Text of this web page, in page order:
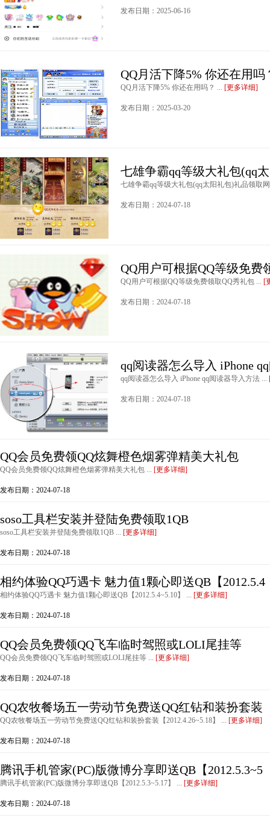
发布日期：2025-06-16
QQ月活下降5% 你还在用吗
QQ月活下降5% 你还在用吗？ ... [更多详细]
发布日期：2025-03-20
七雄争霸qq等级大礼包(qq
七雄争霸qq等级大礼包(qq太阳礼包)礼品领取
发布日期：2024-07-18
QQ用户可根据QQ等级免费
QQ用户可根据QQ等级免费领取QQ秀礼包 ... [
发布日期：2024-07-18
qq阅读器怎么导入 iPhone
qq阅读器怎么导入 iPhone qq阅读器导入方法 ...
发布日期：2024-07-18
QQ会员免费领QQ炫舞橙色烟雾弹精美大礼包
QQ会员免费领QQ炫舞橙色烟雾弹精美大礼包 ... [更多详细]
发布日期：2024-07-18
soso工具栏安装并登陆免费领取1QB
soso工具栏安装并登陆免费领取1QB ... [更多详细]
发布日期：2024-07-18
相约体验QQ巧遇卡 魅力值1颗心即送QB【2012.5.4
相约体验QQ巧遇卡 魅力值1颗心即送QB【2012.5.4~5.10】 ... [更多详细]
发布日期：2024-07-18
QQ会员免费领QQ飞车临时驾照或LOLI尾挂等
QQ会员免费领QQ飞车临时驾照或LOLI尾挂等 ... [更多详细]
发布日期：2024-07-18
QQ农牧餐场五一劳动节免费送QQ红钻和装扮套装
QQ农牧餐场五一劳动节免费送QQ红钻和装扮套装【2012.4.26~5.18】 ... [更多详细]
发布日期：2024-07-18
腾讯手机管家(PC)版微博分享即送QB【2012.5.3~5
腾讯手机管家(PC)版微博分享即送QB【2012.5.3~5.17】 ... [更多详细]
发布日期：2024-07-18